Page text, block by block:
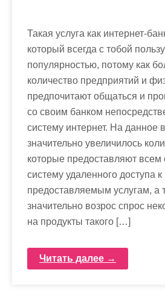
Такая услуга как интернет-
который всегда с тобой
популярностью, потому как
количество предприятий и
предпочитают общаться и
со своим банком
систему интернет. На данное
значительно увеличилось
которые предоставляют всем
систему удаленного доступа к
предоставляемым услугам, а
значительно возрос спрос
на продукты такого […]
Читать далее →